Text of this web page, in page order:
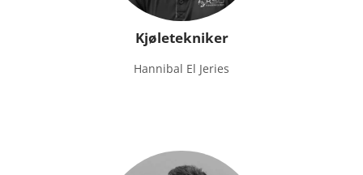
Kjøletekniker
Hannibal El Jeries